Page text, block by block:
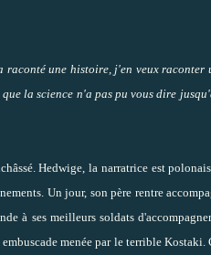
une histoire, j'en veux raconter
la science n'a pas pu vous dire
Hedwige, la narratrice est
Un jour, son père rentre
à ses meilleurs soldats
menée par le terrible Kostaki.